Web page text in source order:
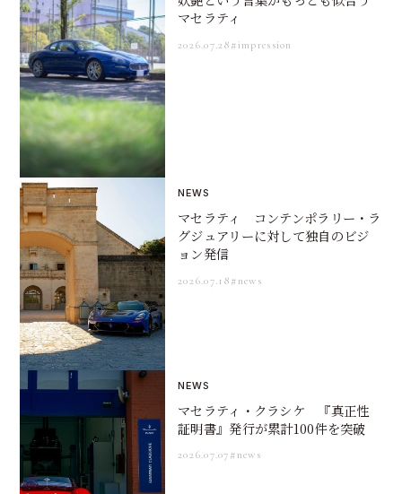
マセラティ
2026.07.28#impression
NEWS
マセラティ コンテンポラリー・ラ
グジュアリーに対して独自のビジ
ョン発信
2026.07.18#news
NEWS
マセラティ・クラシケ 『真正性
証明書』発行が累計100件を突破
2026.07.07#news